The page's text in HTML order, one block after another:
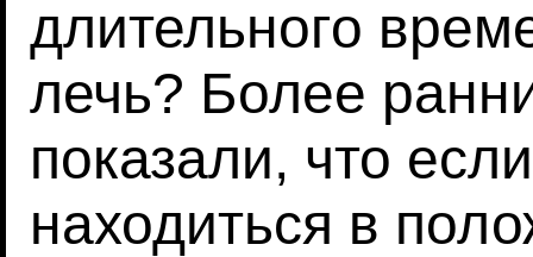
длительного
лечь? Более
показали, что
находиться в